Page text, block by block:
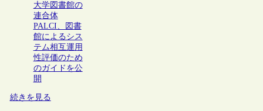
大学図書館の
連合体
PALCI、図書
館によるシス
テム相互運用
性評価のため
のガイドを公
開
続きを見る